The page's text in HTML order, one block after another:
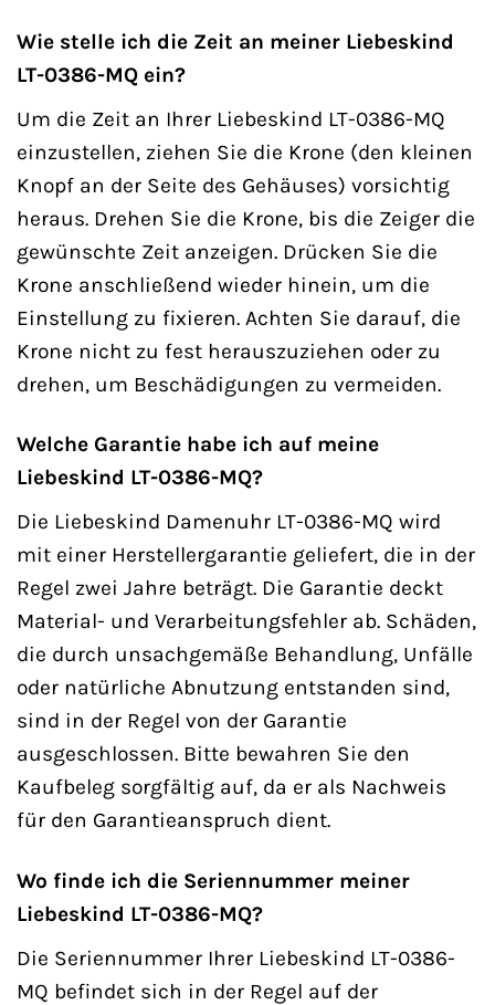
Wie stelle ich die Zeit an meiner Liebeskind
LT-0386-MQ ein?
Um die Zeit an Ihrer Liebeskind LT-0386-MQ
einzustellen, ziehen Sie die Krone (den kleinen
Knopf an der Seite des Gehäuses) vorsichtig
heraus. Drehen Sie die Krone, bis die Zeiger die
gewünschte Zeit anzeigen. Drücken Sie die
Krone anschließend wieder hinein, um die
Einstellung zu fixieren. Achten Sie darauf, die
Krone nicht zu fest herauszuziehen oder zu
drehen, um Beschädigungen zu vermeiden.
Welche Garantie habe ich auf meine
Liebeskind LT-0386-MQ?
Die Liebeskind Damenuhr LT-0386-MQ wird
mit einer Herstellergarantie geliefert, die in der
Regel zwei Jahre beträgt. Die Garantie deckt
Material- und Verarbeitungsfehler ab. Schäden,
die durch unsachgemäße Behandlung, Unfälle
oder natürliche Abnutzung entstanden sind,
sind in der Regel von der Garantie
ausgeschlossen. Bitte bewahren Sie den
Kaufbeleg sorgfältig auf, da er als Nachweis
für den Garantieanspruch dient.
Wo finde ich die Seriennummer meiner
Liebeskind LT-0386-MQ?
Die Seriennummer Ihrer Liebeskind LT-0386-
MQ befindet sich in der Regel auf der